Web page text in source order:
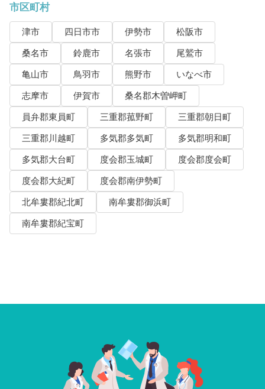
市区町村
津市 四日市市 伊勢市
松阪市
桑名市
鈴鹿市 名張市
尾鷲市
亀山市
鳥羽市 熊野市
いなべ市
志摩市
伊賀市
桑名郡木曽岬町
員弁郡東員町
三重郡菰野町
三重郡朝日町
三重郡川越町
多気郡多気町
多気郡明和町
多気郡大台町
度会郡玉城町
度会郡度会町
度会郡大紀町
度会郡南伊勢町
北牟婁郡紀北町
南牟婁郡御浜町
南牟婁郡紀宝町